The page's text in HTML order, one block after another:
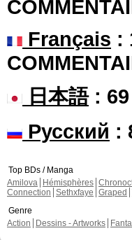
Français :
日本語: 69
Русский :
Top BDs / Manga
Amilova
Hémisphères
Connection Sethxfaye Graped
Genre
Action
Dessins - Artworks